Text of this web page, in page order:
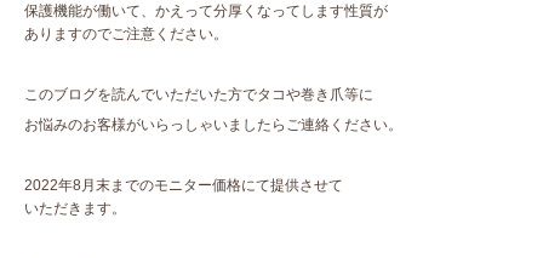
保護機能が働いて、かえって分厚くなってします性質が
ありますのでご注意ください。
このブログを読んでいただいた方でタコや巻き爪等に
お悩みのお客様がいらっしゃいましたらご連絡ください。
2022年8月末までのモニター価格にて提供させて
いただきます。